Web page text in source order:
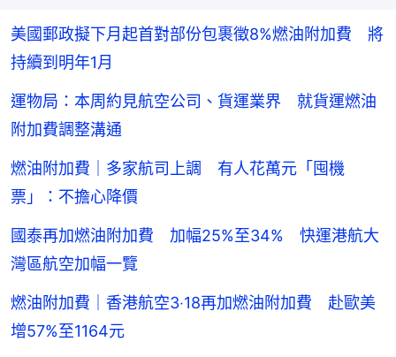
美國郵政擬下月起首對部份包裹徵8%燃油附加費 將
持續到明年1月
運物局：本周約見航空公司、貨運業界 就貨運燃油
附加費調整溝通
燃油附加費｜多家航司上調 有人花萬元「囤機
票」：不擔心降價
國泰再加燃油附加費 加幅25%至34% 快運港航大
灣區航空加幅一覽
燃油附加費｜香港航空3‧18再加燃油附加費 赴歐美
增57%至1164元